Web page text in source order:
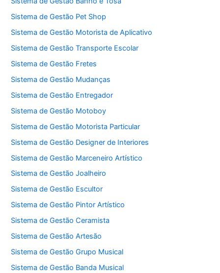
Sistema de Gestão Pet Shop
Sistema de Gestão Motorista de Aplicativo
Sistema de Gestão Transporte Escolar
Sistema de Gestão Fretes
Sistema de Gestão Mudanças
Sistema de Gestão Entregador
Sistema de Gestão Motoboy
Sistema de Gestão Motorista Particular
Sistema de Gestão Designer de Interiores
Sistema de Gestão Marceneiro Artístico
Sistema de Gestão Joalheiro
Sistema de Gestão Escultor
Sistema de Gestão Pintor Artístico
Sistema de Gestão Ceramista
Sistema de Gestão Artesão
Sistema de Gestão Grupo Musical
Sistema de Gestão Banda Musical